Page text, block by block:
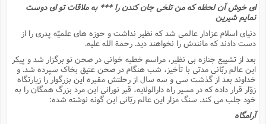
اى خوش آن لحظه که من تلخى جان کندن را *** به ملاقات تو اى دوست
نمایم شیرین
دنیاى اسلام عزادار عالمى شد که نظیر نداشت و حوزه هاى علمیّه پدرى را از
دست دادند که مانندش را نخواهند دید. رحمة الله علیه.
بعد از تشییع جنازه بى نظیر، مراسم خطبه خوانى در صحن نو برگزار شد و پیکر
این عالم ربّانى مدتى با تأخیز، شب هنگام در صحن عتیق بخاک سپرده شد. و
خداوند بعد از گذشت سى و سه سال از رحلتش مقبره این بزرگوار را زیارتگاه
زوّار قرار داده که در مسیر راه دارالولایه، قبر نورانى این مرد بزرگ همگان را به
خود جلب مى کند. سنگ مزار این عالم ربّانى این گونه نوشته شده:
آرامگاه